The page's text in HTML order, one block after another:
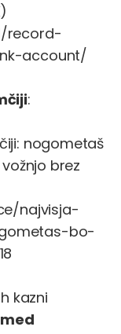
record-
account/
:
nogometaš
brez
najvisja-
bo-
kazni